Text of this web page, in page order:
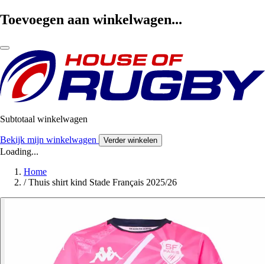
Toevoegen aan winkelwagen...
Subtotaal winkelwagen
Bekijk mijn winkelwagen Verder winkelen
Loading...
Home
/ Thuis shirt kind Stade Français 2025/26